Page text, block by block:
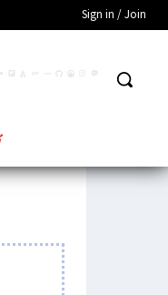
Sign in / Join